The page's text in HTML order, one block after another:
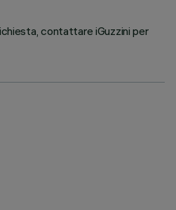
contattare iGuzzini per